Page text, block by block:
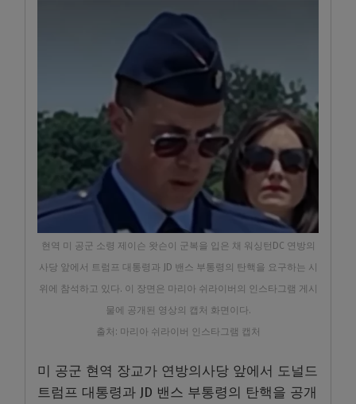
현역 미 공군 소령 제이슨 왓슨이 군복을 입은 채 워싱턴DC 연방의
사당 앞에서 트럼프 대통령과 JD 밴스 부통령의 탄핵을 요구하는 시
위에 참석하고 있다. 이 장면은 마리아 쉬라이버의 인스타그램 게시
물에 공개된 영상의 캡처 화면이다.
출처: 마리아 쉬라이버 인스타그램 캡처
미 공군 현역 장교가 연방의사당 앞에서 도널드
트럼프 대통령과 JD 밴스 부통령의 탄핵을 공개